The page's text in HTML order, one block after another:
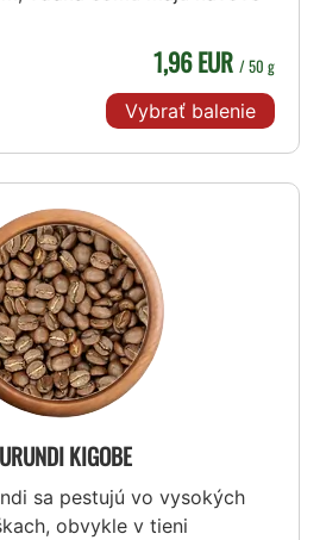
1,96 EUR / 50 g
Vybrať balenie
KIGOBE
sa pestujú vo vysokých
obvykle v tieni